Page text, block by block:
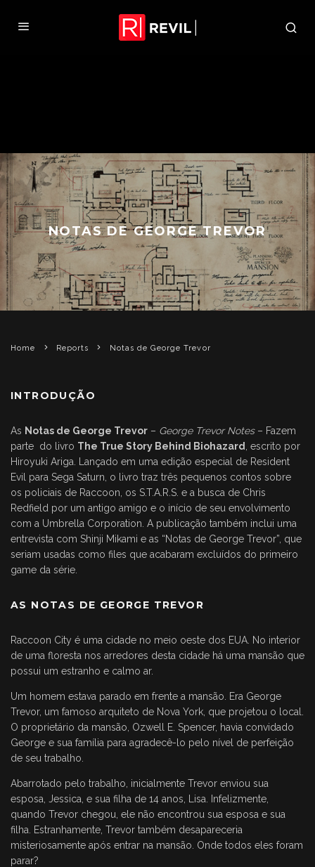
NOTAS DE GEORGE TREVOR
Home Reports Notas de George Trevor
INTRODUÇÃO
As Notas de George Trevor – George Trevor Notes– Fazem
parte do livro The True Story Behind Biohazard
, escrito por
Hiroyuki Ariga. Lançado em uma edição especial de Resident
Evil para Sega Saturn, o livro traz três pequenos contos sobre
os policiais de Raccoon, os S.T.A.R.S. e a busca de Chris
Redfield por um antigo amigo e o início de seu envolvimento
com a Umbrella Corporation. A publicação também inclui uma
entrevista com Shinji Mikami e as “Notas de George Trevor”, que
seriam usadas como files que acabaram excluídos do primeiro
game da série.
AS NOTAS DE GEORGE TREVOR
Raccoon City é uma cidade no meio oeste dos EUA. No interior
de uma floresta nos arredores desta cidade há uma mansão que
possui um estranho e calmo ar.
Um homem estava parado em frente a mansão. Era George
Trevor, um famoso arquiteto de Nova York, que projetou o local.
O proprietário da mansão, Ozwell E. Spencer, havia convidado
George e sua família para agradecê-lo pelo nível de perfeição
de seu trabalho.
Abarrotado pelo trabalho, inicialmente Trevor enviou sua
esposa, Jessica, e sua filha de 14 anos, Lisa. Infelizmente,
quando Trevor chegou, ele não encontrou sua esposa e sua
filha. Estranhamente, Trevor também desapareceria
misteriosamente após entrar na mansão. Onde todos eles foram
parar?